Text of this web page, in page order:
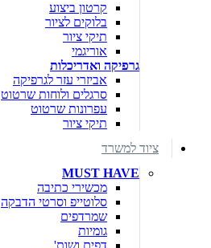
קרטון ביצוע
בלוקים לציור
תיקי ציור
אוריגמי
גרפיקה ואדריכלות
אביזרי עזר לגרפיקה
סרגלים ולוחות שרטוט
עפרונות שרטוט
תיקי ציור
ציוד למשרד
MUST HAVE
מכשירי כתיבה
סלוטייפ וסרטי הדבקה
שמרדפים
גומיות
דפים ושות'